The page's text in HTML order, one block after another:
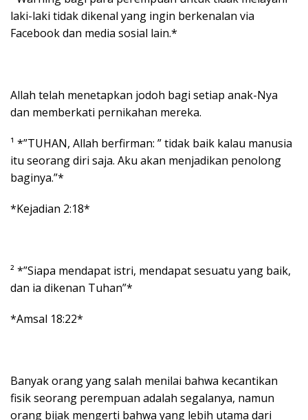
laki-laki tidak dikenal yang ingin berkenalan via
Facebook dan media sosial lain.*
Allah telah menetapkan jodoh bagi setiap anak-Nya
dan memberkati pernikahan mereka.
¹ *”TUHAN, Allah berfirman: ” tidak baik kalau manusia
itu seorang diri saja. Aku akan menjadikan penolong
baginya.”*
*Kejadian 2:18*
² *”Siapa mendapat istri, mendapat sesuatu yang baik,
dan ia dikenan Tuhan”*
*Amsal 18:22*
Banyak orang yang salah menilai bahwa kecantikan
fisik seorang perempuan adalah segalanya, namun
orang bijak mengerti bahwa yang lebih utama dari